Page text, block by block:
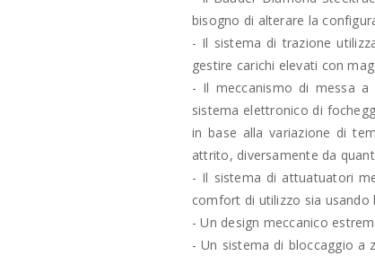
bisogno di alterare la
- Il sistema di trazione
gestire carichi elevati con
- Il meccanismo di messa
sistema elettronico di
in base alla variazione di
attrito, diversamente da
- Il sistema di attuatuatori
comfort di utilizzo sia
- Un design meccanico
- Un sistema di bloccaggio a